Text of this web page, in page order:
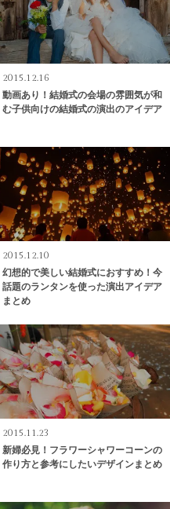
2015.12.16
動画あり！結婚式の会場の雰囲気が和
む子供向けの結婚式の演出のアイデア
2015.12.10
幻想的で美しい結婚式におすすめ！今
話題のランタンを使った演出アイデア
まとめ
2015.11.23
新婦必見！フラワーシャワーコーンの
作り方と参考にしたいデザインまとめ